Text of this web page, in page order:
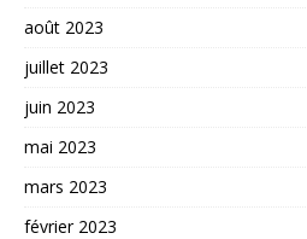
août 2023
juillet 2023
juin 2023
mai 2023
mars 2023
février 2023